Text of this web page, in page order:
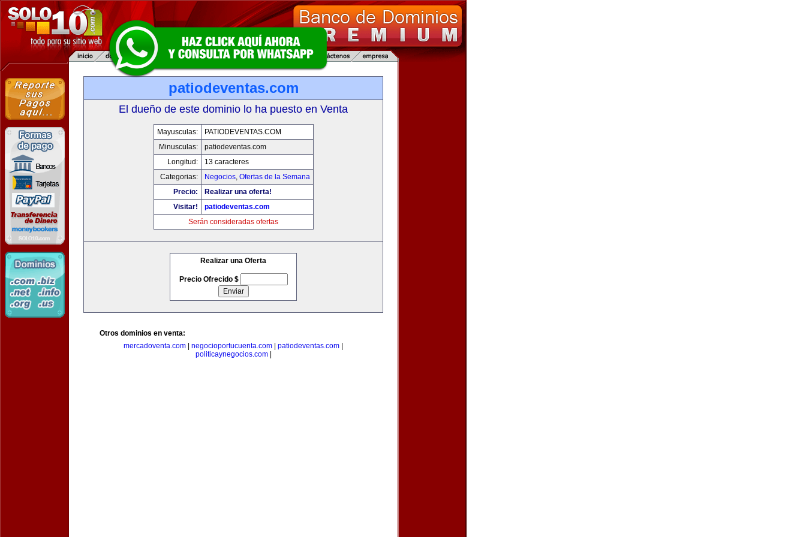
patiodeventas.com
El dueño de este dominio lo ha puesto en Venta
Mayusculas:
PATIODEVENTAS.COM
Minusculas:
patiodeventas.com
Longitud:
13 caracteres
Categorias:
Negocios, Ofertas de la Semana
Precio:
Realizar una oferta!
Visitar!
patiodeventas.com
Serán consideradas ofertas
Realizar una Oferta
Precio Ofrecido $
Otros dominios en venta:
mercadoventa.com
negocioportucuenta.com patiodeventas.com
politicaynegocios.com|